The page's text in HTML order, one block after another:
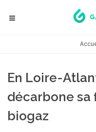
En Loire-
décarbone sa
biogaz